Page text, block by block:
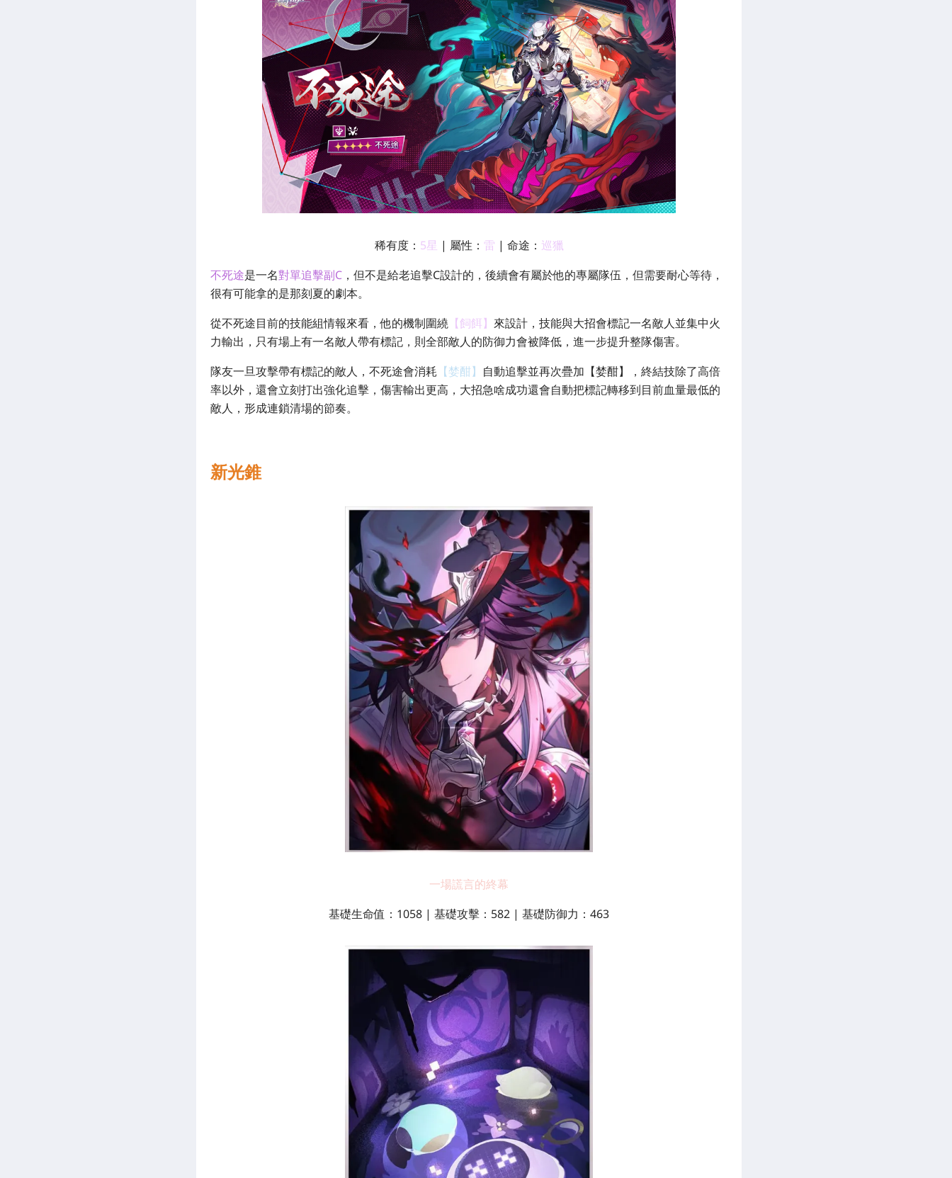
稀有度： 5星 | 屬性： 雷 | 命途： 巡獵
不死途是一名對單追擊副C ，但不是給老追擊C設計的，後續會有屬於他的專屬隊伍，但需要耐心等待，
很有可能拿的是那刻夏的劇本。
從不死途目前的技能組情報來看，他的機制圍繞 【飼餌】 來設計，技能與大招會標記一名敵人並集中火
力輸出，只有場上有一名敵人帶有標記，則全部敵人的防御力會被降低，進一步提升整隊傷害。
隊友一旦攻擊帶有標記的敵人，不死途會消耗 【婪酣】 自動追擊並再次疊加【婪酣】，終結技除了高倍
率以外，還會立刻打出強化追擊，傷害輸出更高，大招急啥成功還會自動把標記轉移到目前血量最低的
敵人，形成連鎖清場的節奏。
新光錐
一場謊言的終幕
基礎生命值：1058 | 基礎攻擊：582 | 基礎防御力：463